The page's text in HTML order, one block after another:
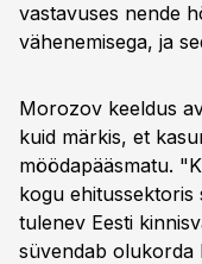
vastavuses nende
vähenemisega, ja
Morozov keeldus
kuid märkis, et
möödapääsmatu.
kogu ehitussektoris
tulenev Eesti
süvendab olukorda